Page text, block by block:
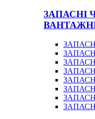
ЗАПАСНІ